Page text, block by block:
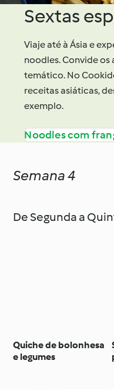
Sextas
Viaje até à Ásia e
noodles. Convide os
temático. No
receitas asiáticas,
exemplo.
Noodles com
Semana 4
De Segunda a
Quiche de bolonhesa
e legumes